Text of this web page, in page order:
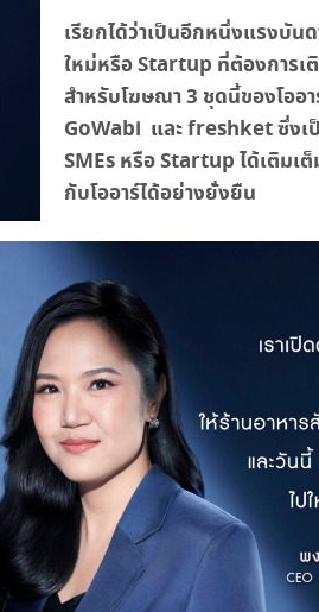
เรียกได้ว่าเป็นอีกหนึ่งแรงบัน
ใหม่หรือStartup ที่ต้องการเ
สำหรับโฆษณา 3 ชุดนี้ของโออ
GoWabi และfreshketซึ่งเ
SMEs หรือStartup ได้เติมเ
กับโออาร์ได้อย่างยั่งยืน